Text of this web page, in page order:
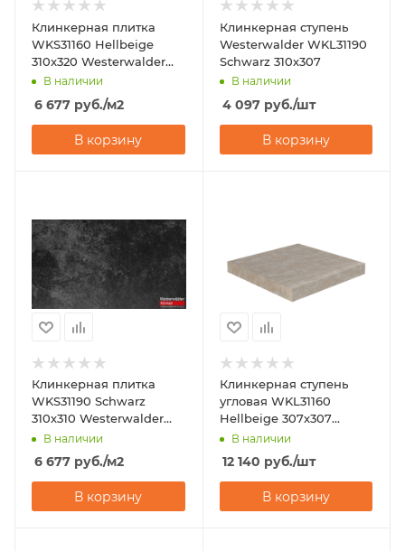
Клинкерная плитка
WKS31160 Hellbeige
310x320 Westerwalder
Klinker
В наличии
6 677 руб./м2
В корзину
Клинкерная ступень
Westerwalder WKL31190
Schwarz 310х307
В наличии
4 097руб./шт
В корзину
Клинкерная плитка
WKS31190 Schwarz
310х310 Westerwalder
Klinker
В наличии
6 677 руб./м2
В корзину
Клинкерная ступень
угловая WKL31160
Hellbeige 307х307
Westerwalder Klinker
В наличии
12 140 руб./шт
В корзину